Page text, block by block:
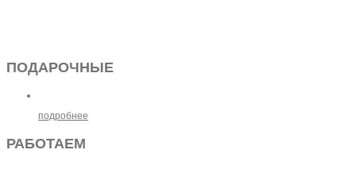
ПОДАРОЧНЫЕ
подробнее
РАБОТАЕМ